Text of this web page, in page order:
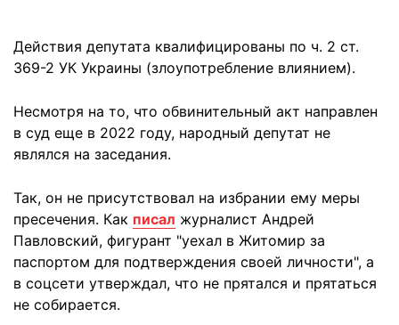
Действия депутата квалифицированы по ч. 2 ст.
369-2 УК Украины (злоупотребление влиянием).
Несмотря на то, что обвинительный акт направлен
в суд еще в 2022 году, народный депутат не
являлся на заседания.
Так, он не присутствовал на избрании ему меры
пресечения. Как писал журналист Андрей
Павловский, фигурант "уехал в Житомир за
паспортом для подтверждения своей личности", а
в соцсети утверждал, что не прятался и прятаться
не собирается.